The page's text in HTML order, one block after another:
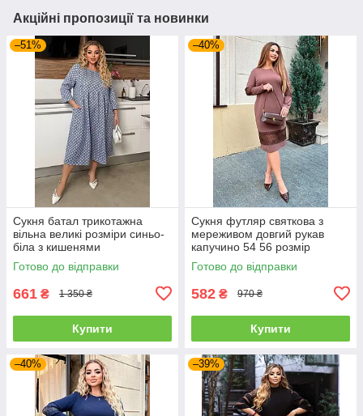
Акційні пропозиції та новинки
–51%
Сукня батал трикотажна
вільна великі розміри синьо-
біла з кишенями
Готово до відправки
661 ₴ 1 350 ₴
Купити
–40%
Сукня футляр святкова з
мереживом довгий рукав
капучино 54 56 розмір
Готово до відправки
582 ₴ 970 ₴
Купити
–40% –39%